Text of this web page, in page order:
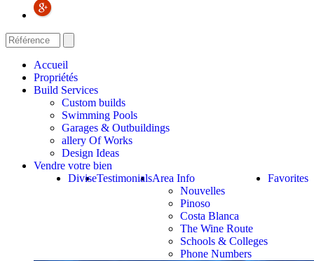
Accueil
Propriétés
Build Services
Custom builds
Swimming Pools
Garages & Outbuildings
allery Of Works
Design Ideas
Vendre votre bien
Favorites
Area Info
Nouvelles
Pinoso
Costa Blanca
The Wine Route
Schools & Colleges
Phone Numbers
Testimonials
Divise